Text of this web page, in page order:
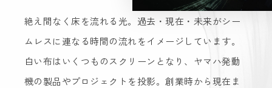
絶え間なく床を流れる光。過去・現在・未来がシー
ムレスに連なる時間の流れをイメージしています。
白い布はいくつものスクリーンとなり、ヤマハ発動
機の製品やプロジェクトを投影。創業時から現在ま